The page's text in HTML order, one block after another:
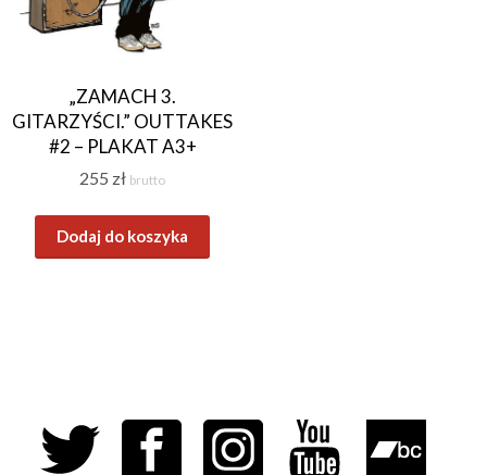
„ZAMACH 3.
GITARZYŚCI.” OUTTAKES
#2 – PLAKAT A3+
255 zł brutto
Dodaj do koszyka